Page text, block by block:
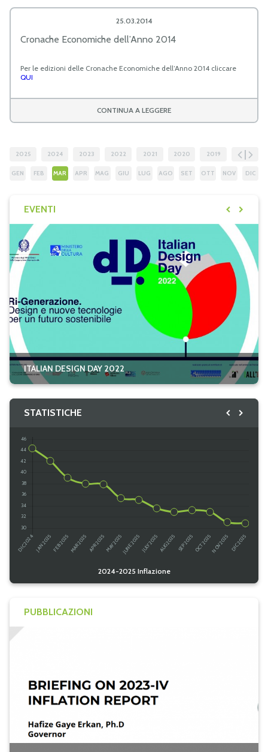
25.03.2014
Cronache Economiche dell’Anno 2014
Per le edizioni delle Cronache Economiche dell’Anno 2014 cliccare
QUI
CONTINUA A LEGGERE
2025 2024 2023 2022 2021 2020 2019 2018
GEN FEB MAR APR MAG GIU LUG AGO SET OTT NOV DIC
@ italyinTurkey
Caricamento...
EVENTI
ITALIAN DESIGN DAY 2022
STATISTICHE
2024-2025 Inflazione
PUBBLICAZIONI